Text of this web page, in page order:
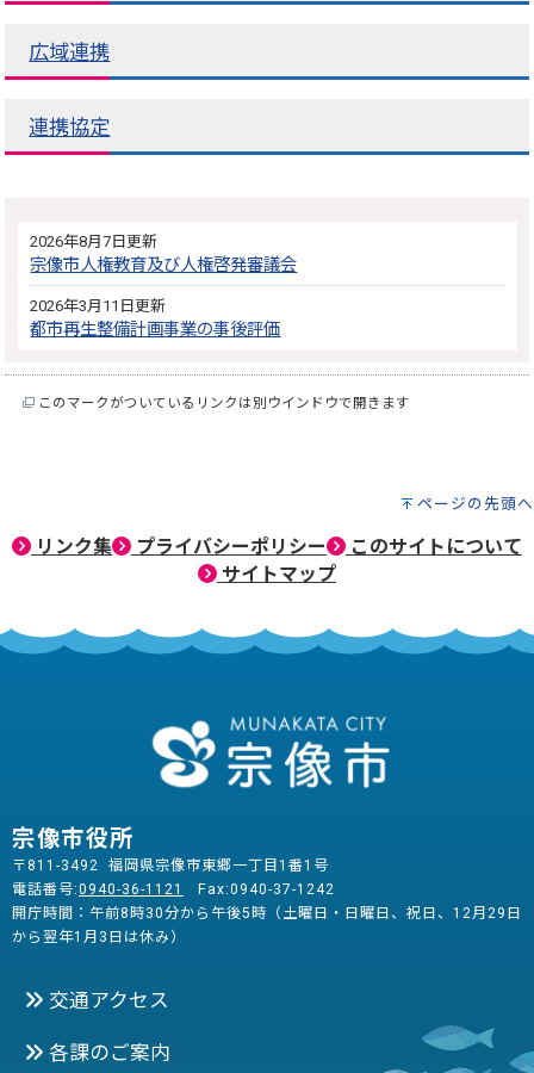
広域連携
連携協定
2026年8月7日更新
宗像市人権教育及び人権啓発審議会
2026年3月11日更新
都市再生整備計画事業の事後評価
このマークがついているリンクは別ウインドウで開きます
ページの先頭へ
リンク集 プライバシーポリシー
このサイトについて
サイトマップ
宗像市役所
〒811-3492 福岡県宗像市東郷一丁目1番1号
電話番号:0940-36-1121
Fax:0940-37-1242
開庁時間：午前8時30分から午後5時（土曜日・日曜日、祝日、12月29日
から翌年1月3日は休み）
交通アクセス
各課のご案内